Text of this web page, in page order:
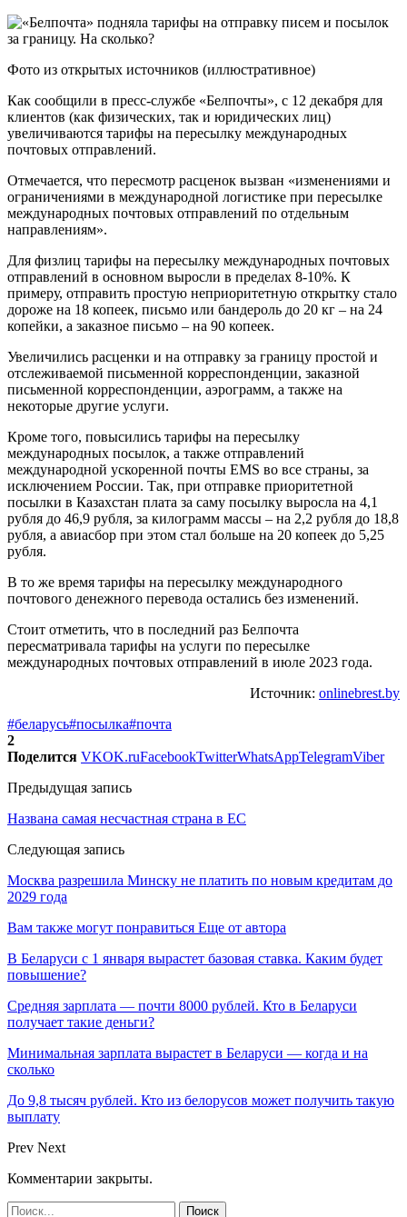
Фото из открытых источников (иллюстративное)
Как сообщили в пресс-службе «Белпочты», с 12 декабря для
клиентов (как физических, так и юридических лиц)
увеличиваются тарифы на пересылку международных
почтовых отправлений.
Отмечается, что пересмотр расценок вызван «изменениями и
ограничениями в международной логистике при пересылке
международных почтовых отправлений по отдельным
направлениям».
Для физлиц тарифы на пересылку международных почтовых
отправлений в основном выросли в пределах 8-10%. К
примеру, отправить простую неприоритетную открытку стало
дороже на 18 копеек, письмо или бандероль до 20 кг – на 24
копейки, а заказное письмо – на 90 копеек.
Увеличились расценки и на отправку за границу простой и
отслеживаемой письменной корреспонденции, заказной
письменной корреспонденции, аэрограмм, а также на
некоторые другие услуги.
Кроме того, повысились тарифы на пересылку
международных посылок, а также отправлений
международной ускоренной почты EMS во все страны, за
исключением России. Так, при отправке приоритетной
посылки в Казахстан плата за саму посылку выросла на 4,1
рубля до 46,9 рубля, за килограмм массы – на 2,2 рубля до 18,8
рубля, а авиасбор при этом стал больше на 20 копеек до 5,25
рубля.
В то же время тарифы на пересылку международного
почтового денежного перевода остались без изменений.
Стоит отметить, что в последний раз Белпочта
пересматривала тарифы на услуги по пересылке
международных почтовых отправлений в июле 2023 года.
Источник: onlinebrest.by
#беларусь#посылка#почта
2
Поделится VKOK.ruFacebookTwitterWhatsAppTelegramViber
Предыдущая запись
Названа самая несчастная страна в ЕС
Следующая запись
Москва разрешила Минску не платить по новым кредитам до
2029 года
Вам также могут понравиться Еще от автора
В Беларуси с 1 января вырастет базовая ставка. Каким будет
повышение?
Средняя зарплата — почти 8000 рублей. Кто в Беларуси
получает такие деньги?
Минимальная зарплата вырастет в Беларуси — когда и на
сколько
До 9,8 тысяч рублей. Кто из белорусов может получить такую
выплату
Prev Next
Комментарии закрыты.